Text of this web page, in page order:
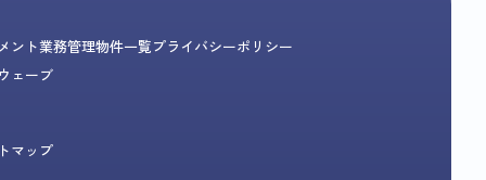
ント業務管理物件一覧プライバシーポリシー
ェーブ
マップ